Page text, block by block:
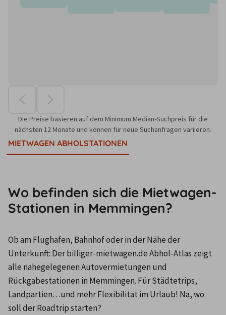
Die Preise basieren auf dem Minimum Median-Suchpreis für die
nächsten 12 Monate und können für neue Suchanfragen variieren.
MIETWAGEN ABHOLSTATIONEN
Wo befinden sich die Mietwagen-
Stationen in Memmingen?
Ob am Flughafen, Bahnhof oder in der Nähe der
Unterkunft: Der billiger-mietwagen.de Abhol-Atlas zeigt
alle nahegelegenen Autovermietungen und
Rückgabestationen in Memmingen. Für Städtetrips,
Landpartien…und mehr Flexibilität im Urlaub! Na, wo
soll der Roadtrip starten?